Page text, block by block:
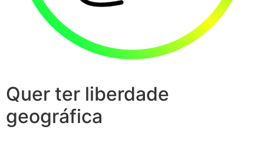
Quer ter liberdade
geográfica